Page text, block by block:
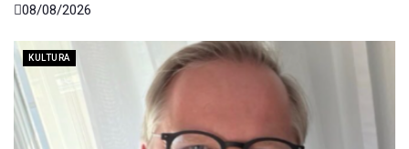
08/08/2026
KULTURA